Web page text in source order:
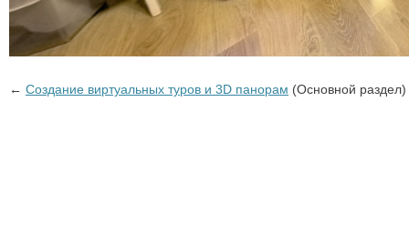
← Создание виртуальных туров и 3D панорам (Основной раздел)